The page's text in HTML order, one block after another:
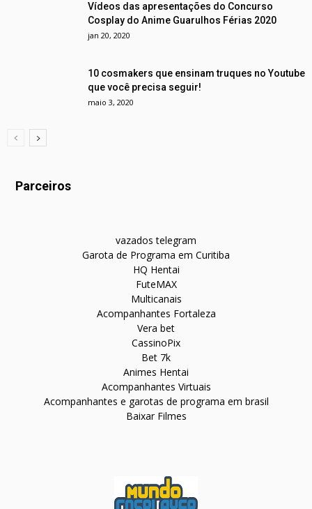
Vídeos das apresentações do Concurso
Cosplay do Anime Guarulhos Férias 2020
jan 20, 2020
10 cosmakers que ensinam truques no Youtube
que você precisa seguir!
maio 3, 2020
Parceiros
vazados telegram
Garota de Programa em Curitiba
HQ Hentai
FuteMAX
Multicanais
Acompanhantes Fortaleza
Vera bet
CassinoPix
Bet 7k
Animes Hentai
Acompanhantes Virtuais
Acompanhantes e garotas de programa em brasil
Baixar Filmes